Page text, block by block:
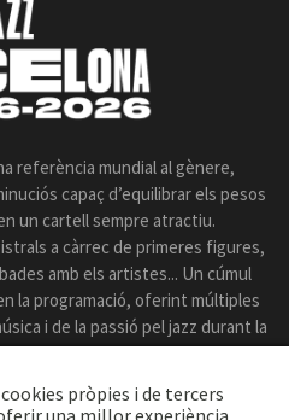
referència mundial al gènere,
capaç d’equilibrar els pesos
un cartell sempre atractiu.
a càrrec de primeres figures,
amb els artistes... Un cúmul
la programació, oferint múltiples
i de la passió pel jazz durant la
pròpies i de tercers
una millor experiència,